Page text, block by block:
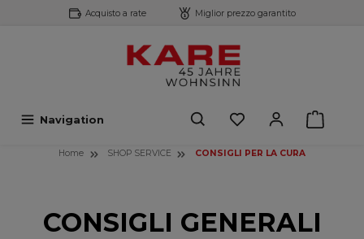
principaleAcquisto a rate Miglior prezzo garantito
Navigation
Home SHOP SERVICE CONSIGLI PER LA CURA
CONSIGLI GENERALI